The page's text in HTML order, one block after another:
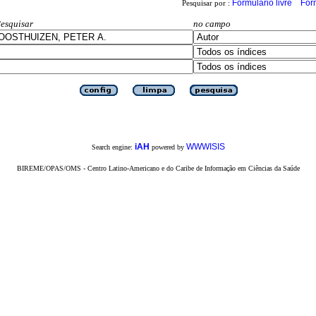
Pesquisar por : Formulário livre
no campo
Search engine: iAH powered by WWWISIS
BIREME/OPAS/OMS - Centro Latino-Americano e do Caribe de Informação em Ciências da Saúde